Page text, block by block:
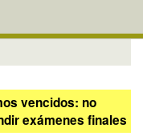
vencidos: no
exámenes finales